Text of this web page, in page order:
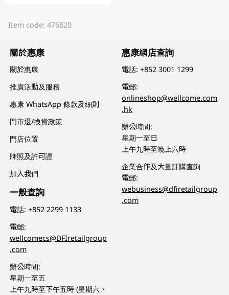
Item code: 476820
關於惠康
關於惠康
推廣活動及服務
惠康 WhatsApp 條款及細則
門市退/換貨政策
門店位置
牌照及許可證
加入我們
一般查詢
電話:+852 2299 1133
電郵:
wellcomecs@DFIretailgroup
.com
辦公時間:
星期一至五
上午九時至下午五時 (星期六、
惠康網店查詢
電話:+852 3001 1299
電郵:
onlineshop@wellcome.com
.hk
辦公時間:
星期一至日
上午九時至晚上六時
企業合作及大量訂購查詢
電郵:
webusiness@dfiretailgroup
.com